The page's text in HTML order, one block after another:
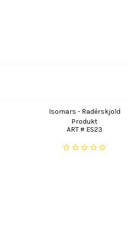
Isomars - Radérskjold
Produkt
ART # ES23